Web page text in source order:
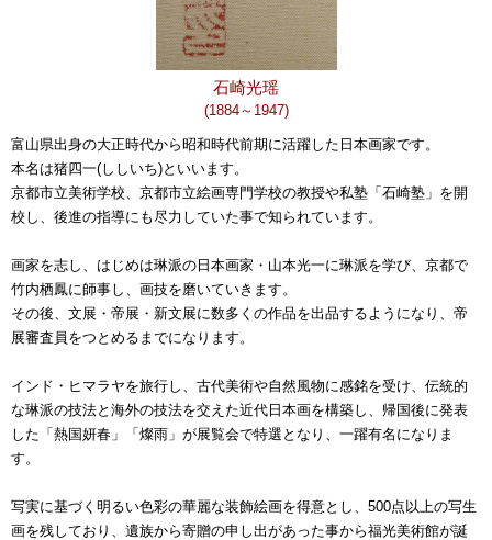
石崎光瑶
(1884～1947)
富山県出身の大正時代から昭和時代前期に活躍した日本画家です。
本名は猪四一(ししいち)といいます。
京都市立美術学校、京都市立絵画専門学校の教授や私塾「石崎塾」を開
校し、後進の指導にも尽力していた事で知られています。
画家を志し、はじめは琳派の日本画家・山本光一に琳派を学び、京都で
竹内栖鳳に師事し、画技を磨いていきます。
その後、文展・帝展・新文展に数多くの作品を出品するようになり、帝
展審査員をつとめるまでになります。
インド・ヒマラヤを旅行し、古代美術や自然風物に感銘を受け、伝統的
な琳派の技法と海外の技法を交えた近代日本画を構築し、帰国後に発表
した「熱国妍春」「燦雨」が展覧会で特選となり、一躍有名になりま
す。
写実に基づく明るい色彩の華麗な装飾絵画を得意とし、500点以上の写生
画を残しており、遺族から寄贈の申し出があった事から福光美術館が誕